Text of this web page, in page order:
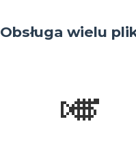
Obsługa wielu
🎺